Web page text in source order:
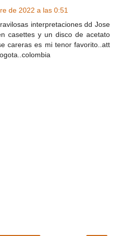
de 2022 a las 0:51
interpretaciones dd Jose
casettes y un disco de acetato
careras es mi tenor favorito..att